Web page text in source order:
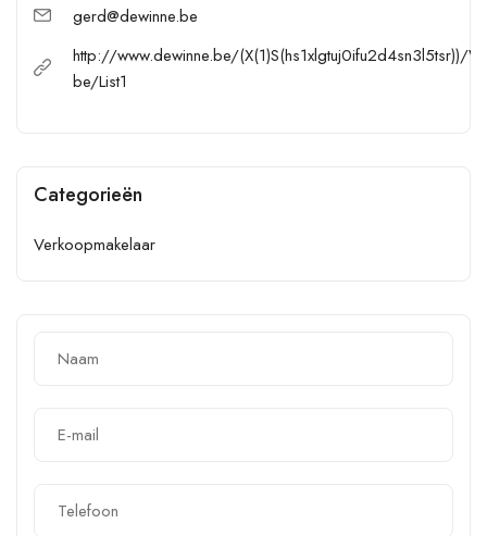
gerd@dewinne.be
http://www.dewinne.be/(X(1)S(hs1xlgtuj0ifu2d4sn3l5tsr))/
be/List1
Categorieën
Verkoopmakelaar